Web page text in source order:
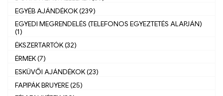
EGYÉB AJÁNDÉKOK (239)
EGYEDI MEGRENDELÉS (TELEFONOS EGYEZTETÉS ALAPJÁN)
(1)
ÉKSZERTARTÓK (32)
ÉRMEK (7)
ESKÜVŐI AJÁNDÉKOK (23)
FAPIPÁK BRUYERE (25)